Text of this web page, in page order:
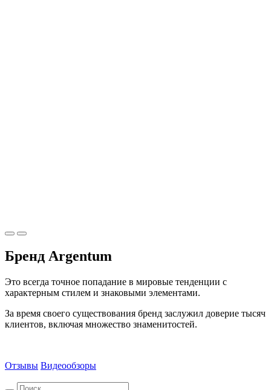
Бренд Argentum
Это всегда точное попадание в мировые тенденции с
характерным стилем и знаковыми элементами.
За время своего существования бренд заслужил доверие тысяч
клиентов, включая множество знаменитостей.
Отзывы Видеообзоры